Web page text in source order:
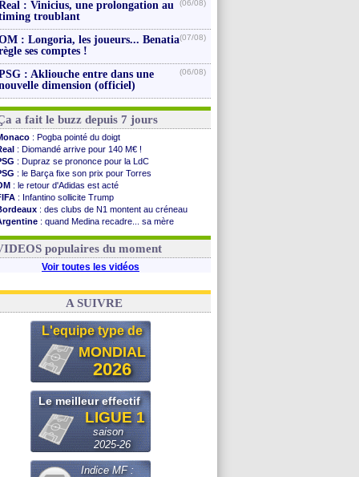
: Vinicius, une prolongation au
troublant
(06/08)
: Longoria, les joueurs... Benatia
ses comptes !
(07/08)
: Akliouche entre dans une
dimension (officiel)
(06/08)
a fait le buzz depuis 7 jours
: Pogba pointé du doigt
: Diomandé arrive pour 140 M€ !
: Dupraz se prononce pour la LdC
: le Barça fixe son prix pour Torres
: le retour d'Adidas est acté
: Infantino sollicite Trump
: des clubs de N1 montent au créneau
: quand Medina recadre... sa mère
: Paixão attire un 2e club anglais
populaires du moment
Voir toutes les vidéos
A SUIVRE
L'equipe type de
MONDIAL
2026
Le meilleur effectif
LIGUE 1
saison
2025-26
Indice MF :